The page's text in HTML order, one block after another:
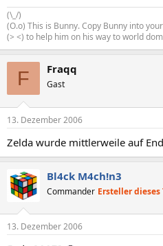
(\_/)
(O.o) This is Bunny. Copy Bunny into
(> <) to help him on his way to world
F Fraqq
Gast
13. Dezember 2006
Zelda wurde mittlerweile auf
Bl4ck M4ch!n3
Commander Ersteller dieses
13. Dezember 2006